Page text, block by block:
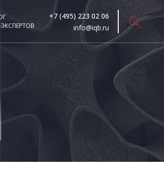
+7 (495) 223 02 06
info@iqb.ru